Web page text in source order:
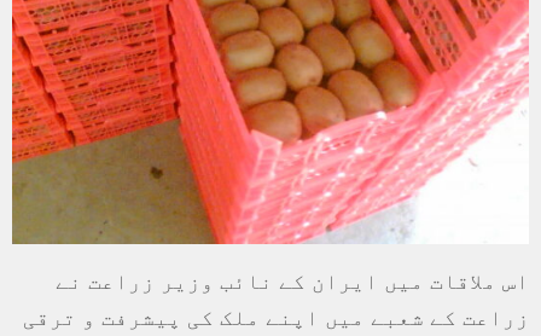
اس ملاقات میں ایران کے نائب وزیر زراعت نے
زراعت کے شعبے میں اپنے ملک کی پیشرفت و ترقی